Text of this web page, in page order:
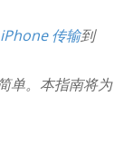
传输到
单。本指南将为